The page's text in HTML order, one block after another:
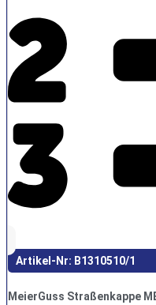
Artikel-Nr: B1310510/1
MeierGuss Straßenkappe